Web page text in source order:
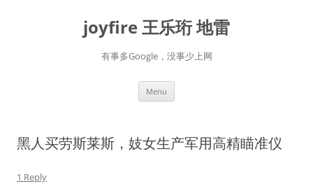
joyfire 王乐珩 地雷
有事多Google，没事少上网
Menu
黑人买劳斯莱斯，妓女生产军用高精瞄准仪
1 Reply